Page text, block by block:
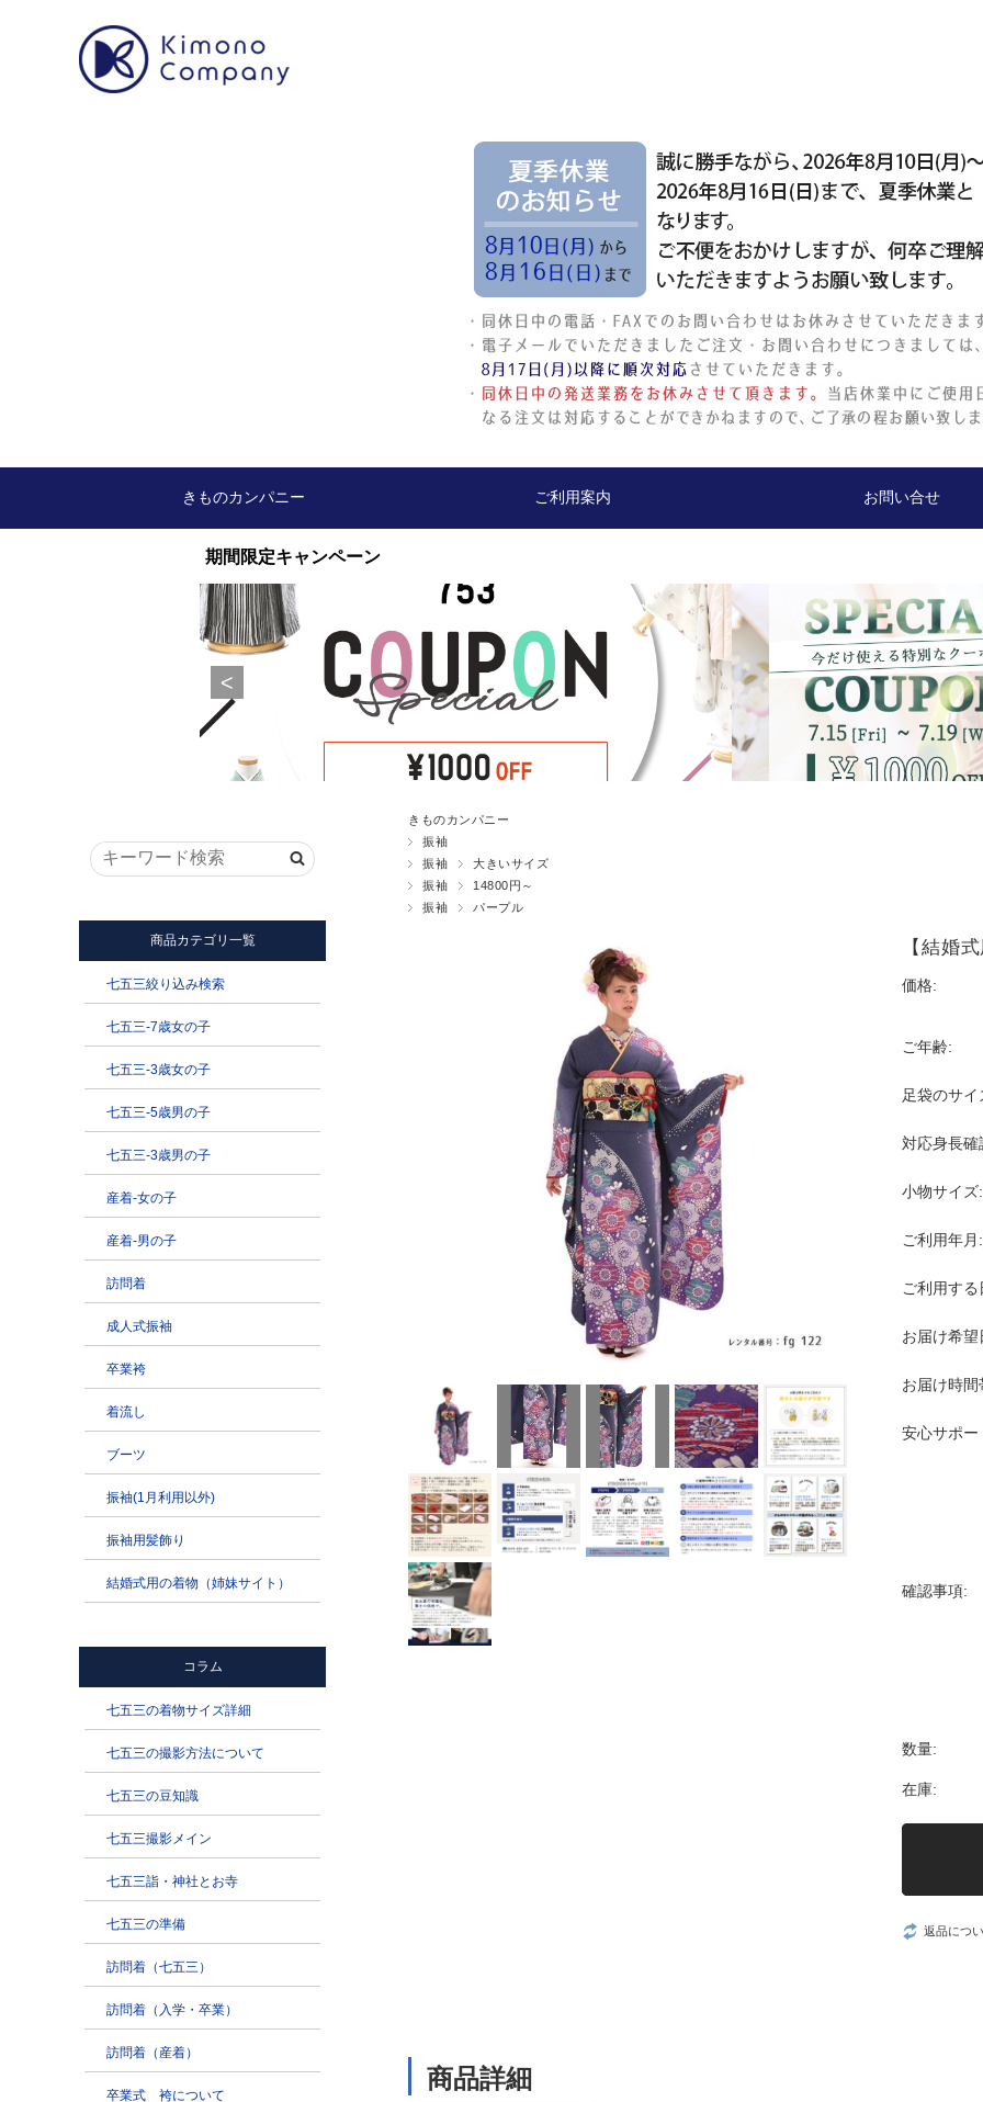
きものカンパニー ご利用案内 お問い合せ
きものカンパニー
振袖
振袖
大きいサイズ
振袖
14800円～
振袖
パープル
【結婚
価格:
ご年齢:
足袋のサイ
対応身長確
小物サイズ:
ご利用年月:
ご利用する
お届け希望
お届け時間
安心サポー
確認事項:
数量:
在庫:
返品につ
商品詳細